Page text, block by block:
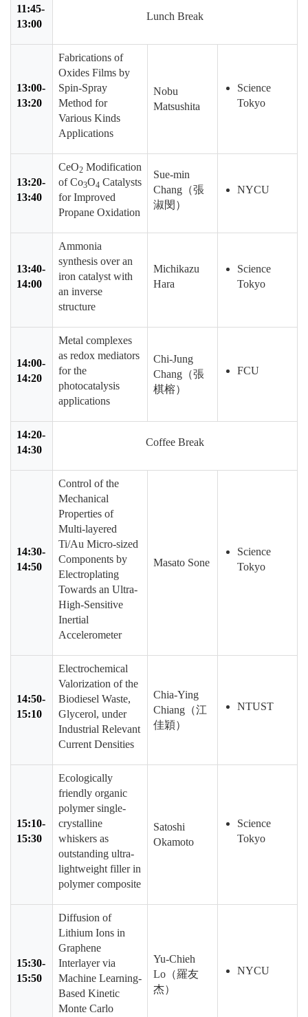
11:45-
13:00
Lunch Break
13:00-
13:20
Fabrications of
Oxides Films by
Spin-Spray
Method for
Various Kinds
Applications
Nobu
Matsushita
Science
Tokyo
13:20-
13:40
CeO2 Modification
of Co3O4 Catalysts
for Improved
Propane Oxidation
Sue-min
Chang（張
淑閔）
NYCU
13:40-
14:00
Ammonia
synthesis over an
iron catalyst with
an inverse
structure
Michikazu
Hara
Science
Tokyo
14:00-
14:20
Metal complexes
as redox mediators
for the
photocatalysis
applications
Chi-Jung
Chang（張
棋榕）
FCU
14:20-
14:30
Coffee Break
14:30-
14:50
Control of the
Mechanical
Properties of
Multi-layered
Ti/Au Micro-sized
Components by
Electroplating
Towards an Ultra-
High-Sensitive
Inertial
Accelerometer
Masato Sone
Science
Tokyo
14:50-
15:10
Electrochemical
Valorization of the
Biodiesel Waste,
Glycerol, under
Industrial Relevant
Current Densities
Chia-Ying
Chiang（江
佳穎）
NTUST
15:10-
15:30
Ecologically
friendly organic
polymer single-
crystalline
whiskers as
outstanding ultra-
lightweight filler in
polymer composite
Satoshi
Okamoto
Science
Tokyo
15:30-
15:50
Diffusion of
Lithium Ions in
Graphene
Interlayer via
Machine Learning-
Based Kinetic
Monte Carlo
Yu-Chieh
Lo（羅友
杰）
NYCU